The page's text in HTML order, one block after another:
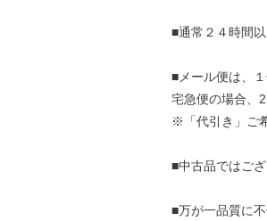
■通常２４時間以
■メール便は、
宅急便の場合、
※「代引き」ご
■中古品ではご
■万が一品質に